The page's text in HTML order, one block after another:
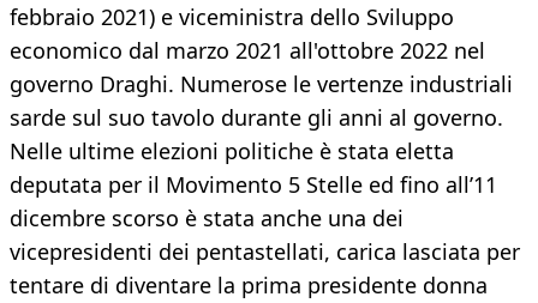
febbraio 2021) e viceministra dello Sviluppo
economico dal marzo 2021 all'ottobre 2022 nel
governo Draghi. Numerose le vertenze industriali
sarde sul suo tavolo durante gli anni al governo.
Nelle ultime elezioni politiche è stata eletta
deputata per il Movimento 5 Stelle ed fino all’11
dicembre scorso è stata anche una dei
vicepresidenti dei pentastellati, carica lasciata per
tentare di diventare la prima presidente donna